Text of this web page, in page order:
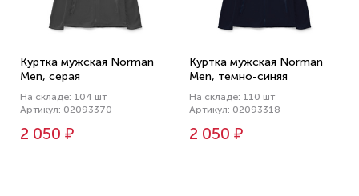
Куртка мужская Norman
Men, серая
На складе: 104 шт
Артикул: 02093370
2 050 ₽
Куртка мужская Norman
Men, темно-синяя
На складе: 110 шт
Артикул: 02093318
2 050 ₽